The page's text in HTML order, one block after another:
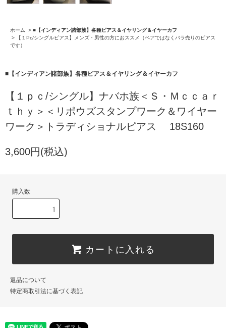
ホーム > ■【インディアン諸部族】各種ピアス＆イヤリング＆イヤーカフ
>
【１Pc/シングルピアス】メンズ・男性の方におススメ（ペアではなくバラ売りのピアス
です）
■【インディアン諸部族】各種ピアス＆イヤリング＆イヤーカフ
【１ｐｃ/シングル】ナバホ族＜Ｓ・Ｍｃｃａｒ
ｔｈｙ＞＜リポウズスタンプワーク＆ワイヤー
ワーク＞トラディショナルピアス 18S160
3,600円(税込)
購入数
カートに入れる
返品について
特定商取引法に基づく表記